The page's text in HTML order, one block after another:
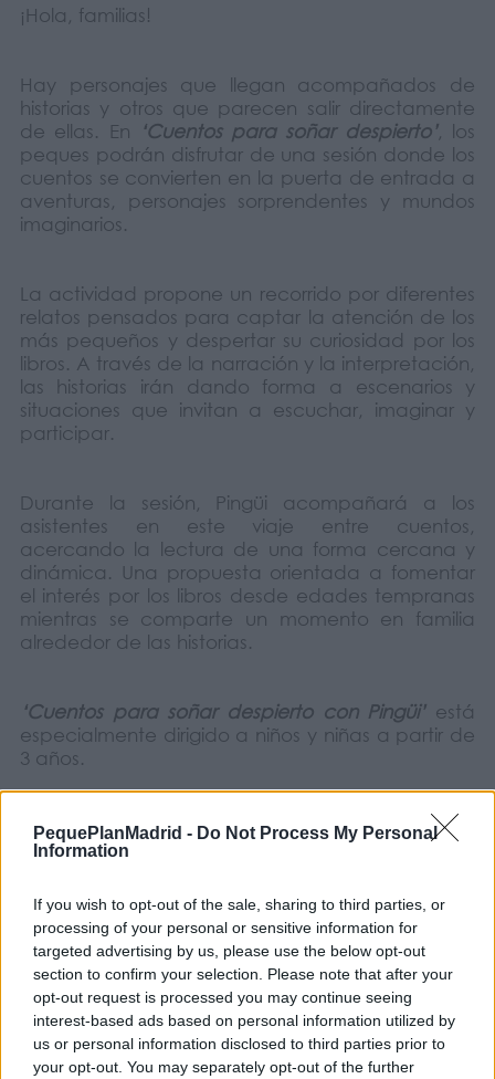
PequePlanMadrid - Do Not Process My Personal
Information
If you wish to opt-out of the sale, sharing to third parties, or
processing of your personal or sensitive information for
targeted advertising by us, please use the below opt-out
section to confirm your selection. Please note that after your
opt-out request is processed you may continue seeing
interest-based ads based on personal information utilized by
us or personal information disclosed to third parties prior to
your opt-out. You may separately opt-out of the further
¡Hola, familias!
Hay personajes que llegan acompañados de
historias y otros que parecen salir directamente
de ellas. En
‘Cuentos para soñar despierto’, los
peques podrán disfrutar de una sesión donde los
cuentos se convierten en la puerta de entrada a
aventuras, personajes sorprendentes y mundos
imaginarios.
La actividad propone un recorrido por diferentes
relatos pensados para captar la atención de los
más pequeños y despertar su curiosidad por los
libros. A través de la narración y la interpretación,
las historias irán dando forma a escenarios y
situaciones que invitan a escuchar, imaginar y
participar.
Durante la sesión, Pingüi acompañará a los
asistentes en este viaje entre cuentos,
acercando la lectura de una forma cercana y
dinámica. Una propuesta orientada a fomentar
el interés por los libros desde edades tempranas
mientras se comparte un momento en familia
alrededor de las historias.
‘Cuentos para soñar despierto con Pingüi’está
especialmente dirigido a niños y niñas a partir de
3 años.
Si en casa tenéis pequeños lectores o disfrutáis
compartiendo cuentos juntos, tomad nota de
historias.
Narración: Pingüi
COMPARTIR:
Opiniones Cuentacuentos Infantil – Cuentos para